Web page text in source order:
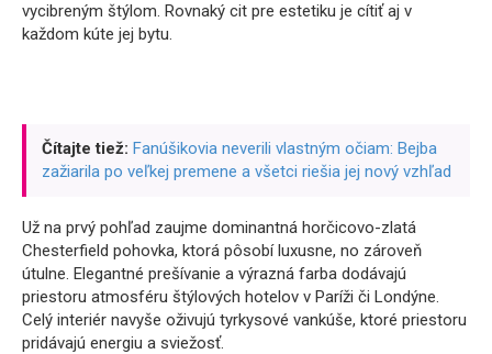
vycibreným štýlom. Rovnaký cit pre estetiku je cítiť aj v
každom kúte jej bytu.
Čítajte tiež: Fanúšikovia neverili vlastným očiam: Bejba
zažiarila po veľkej premene a všetci riešia jej nový vzhľad
Už na prvý pohľad zaujme dominantná horčicovo-zlatá
Chesterfield pohovka, ktorá pôsobí luxusne, no zároveň
útulne. Elegantné prešívanie a výrazná farba dodávajú
priestoru atmosféru štýlových hotelov v Paríži či Londýne.
Celý interiér navyše oživujú tyrkysové vankúše, ktoré priestoru
pridávajú energiu a sviežosť.